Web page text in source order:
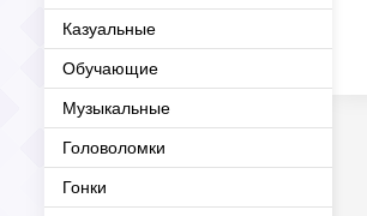
Казуальные
Обучающие
Музыкальные
Головоломки
Гонки